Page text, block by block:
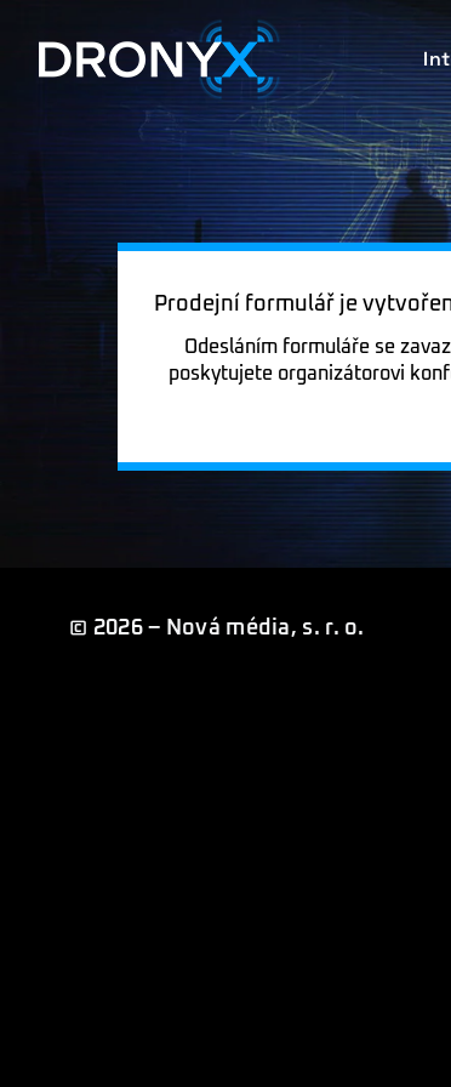
Prodejní formulář je
Odesláním formuláře se
poskytujete organizátorovi
© 2026 – Nová média, s. r. o.